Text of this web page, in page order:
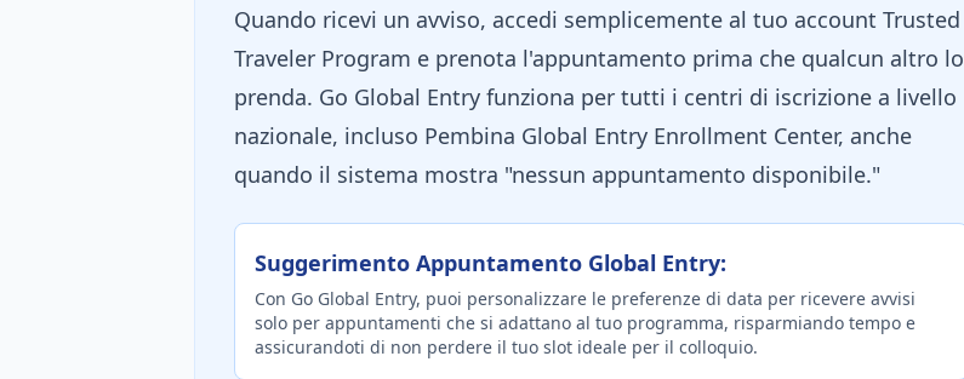
Quando ricevi un avviso, accedi semplicemente al tuo account Trusted
Traveler Program e prenota l'appuntamento prima che qualcun altro lo
prenda. Go Global Entry funziona per tutti i centri di iscrizione a livello
nazionale, incluso Pembina Global Entry Enrollment Center, anche
quando il sistema mostra "nessun appuntamento disponibile."
Suggerimento Appuntamento Global Entry:
Con Go Global Entry, puoi personalizzare le preferenze di data per ricevere avvisi
solo per appuntamenti che si adattano al tuo programma, risparmiando tempo e
assicurandoti di non perdere il tuo slot ideale per il colloquio.